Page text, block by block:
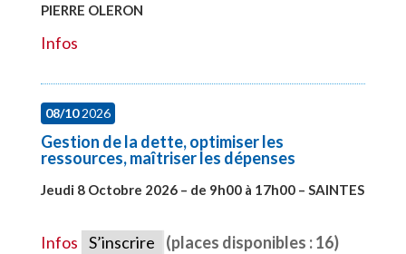
PIERRE OLERON
Infos
08/102026
Gestion de la dette, optimiser les
ressources, maîtriser les dépenses
Jeudi 8 Octobre 2026 – de 9h00 à 17h00 – SAINTES
Infos S’inscrire (places disponibles : 16)